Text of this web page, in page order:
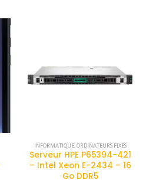
INFORMATIQUE,ORDINATEURS FIXES
Serveur HPE P65394-421
– Intel Xeon E-2434 – 16
Go DDR5